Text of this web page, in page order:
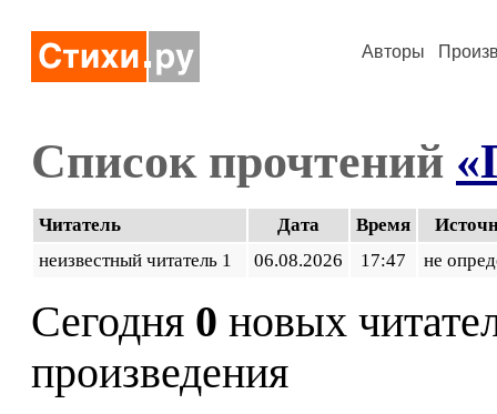
Авторы
Список прочтений
Читатель Дата Время
неизвестный читатель 1
06.08.2026 17:47 не
Сегодня 0 новых
произведения